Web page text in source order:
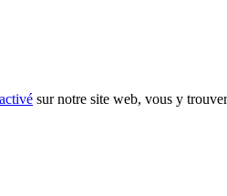
sur notre site web, vous y